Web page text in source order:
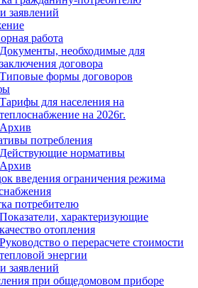
заявлений
работа
Документы, необходимые для
заключения договора
Типовые формы договоров
Тарифы для населения на
теплоснабжение на 2026г.
Архив
потребления
Действующие нормативы
Архив
введения ограничения режима
потребителю
Показатели, характеризующие
качество отопления
Руководство о перерасчете стоимости
тепловой энергии
заявлений
при общедомовом приборе